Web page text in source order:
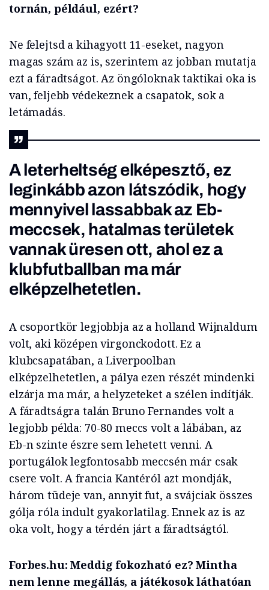
tornán, például, ezért?
Ne felejtsd a kihagyott 11-eseket, nagyon
magas szám az is, szerintem az jobban mutatja
ezt a fáradtságot. Az öngóloknak taktikai oka is
van, feljebb védekeznek a csapatok, sok a
letámadás.
A leterheltség elképesztő, ez
leginkább azon látszódik, hogy
mennyivel lassabbak az Eb-
meccsek, hatalmas területek
vannak üresen ott, ahol ez a
klubfutballban ma már
elképzelhetetlen.
A csoportkör legjobbja az a holland Wijnaldum
volt, aki középen virgonckodott. Ez a
klubcsapatában, a Liverpoolban
elképzelhetetlen, a pálya ezen részét mindenki
elzárja ma már, a helyzeteket a szélen indítják.
A fáradtságra talán Bruno Fernandes volt a
legjobb példa: 70-80 meccs volt a lábában, az
Eb-n szinte észre sem lehetett venni. A
portugálok legfontosabb meccsén már csak
csere volt. A francia Kantéról azt mondják,
három tüdeje van, annyit fut, a svájciak összes
gólja róla indult gyakorlatilag. Ennek az is az
oka volt, hogy a térdén járt a fáradtságtól.
Forbes.hu: Meddig fokozható ez? Mintha
nem lenne megállás, a játékosok láthatóan